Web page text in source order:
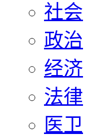
社会
政治
经济
法律
医卫